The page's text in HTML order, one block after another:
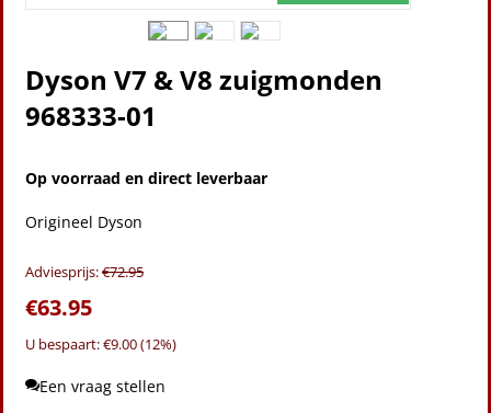
Dyson V7 & V8 zuigmonden
968333-01
Op voorraad en direct leverbaar
Origineel Dyson
Adviesprijs:€72.95
€63.95
U bespaart: €9.00(12%)
Een vraag stellen